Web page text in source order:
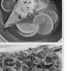
à votre
N'hésitez